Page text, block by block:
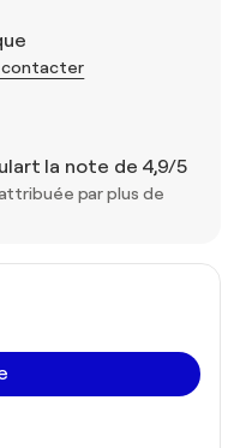
contacter
la note de 4,9/5
par plus de